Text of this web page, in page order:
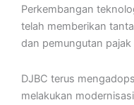
Perkembangan
telah memberikan
dan pemungutan pajak
DJBC terus
melakukan